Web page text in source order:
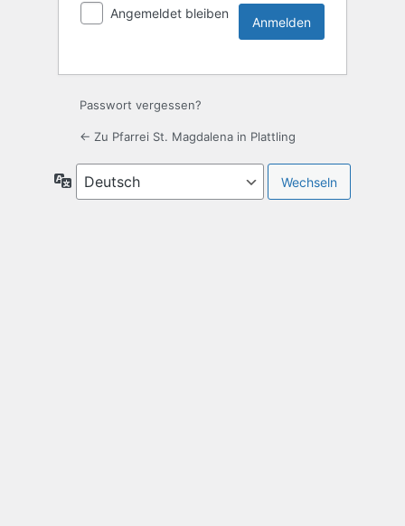
Angemeldet bleiben
Passwort vergessen?
← Zu Pfarrei St. Magdalena in Plattling
Sprache